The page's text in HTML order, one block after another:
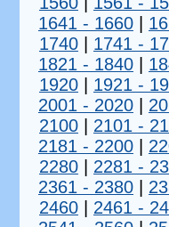
1641 - 1660
1740
1741 -
1821 - 1840
1920
1921 -
2001 - 2020
2100
2101 -
2181 - 2200
2280
2281 -
2361 - 2380
2460
2461 -